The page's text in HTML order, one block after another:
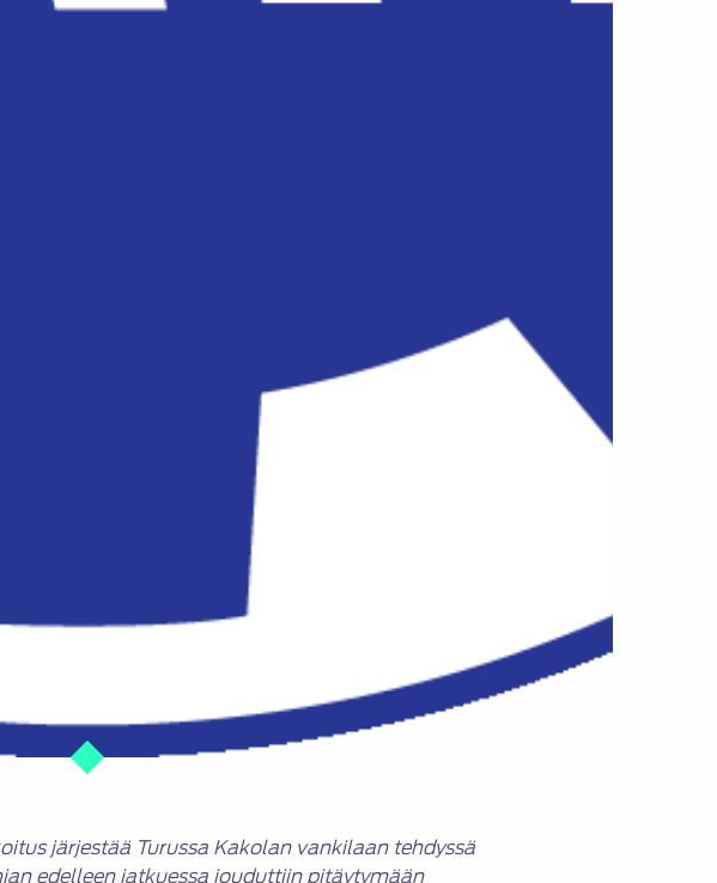
järjestää Turussa Kakolan vankilaan tehdyssä
edelleen jatkuessa jouduttiin pitäytymään